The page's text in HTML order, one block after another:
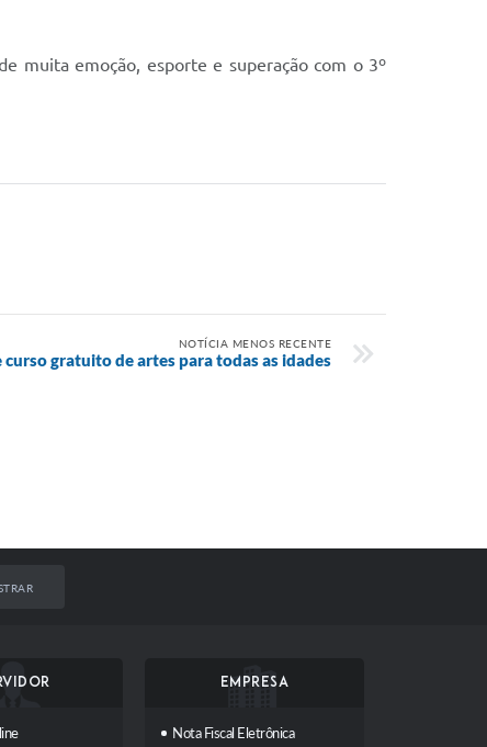
muita emoção, esporte e superação com o 3º
NOTÍCIA MENOS RECENTE
curso gratuito de artes para todas as idades
EMPRESA
Nota Fiscal Eletrônica